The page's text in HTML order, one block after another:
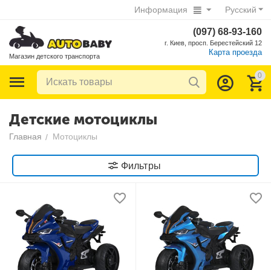
Русский
Информация
Магазин детского транспорта
(097) 68-93-160
г. Киев, просп. Берестейский 12
Карта проезда
0
Детские мотоциклы
Главная / Мотоциклы
Фильтры